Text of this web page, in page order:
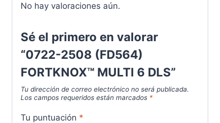
No hay valoraciones aún.
Sé el primero en valorar
“0722-2508 (FD564)
FORTKNOX™ MULTI 6 DLS”
Tu dirección de correo electrónico no será publicada.
Los campos requeridos están marcados *
Tu puntuación *